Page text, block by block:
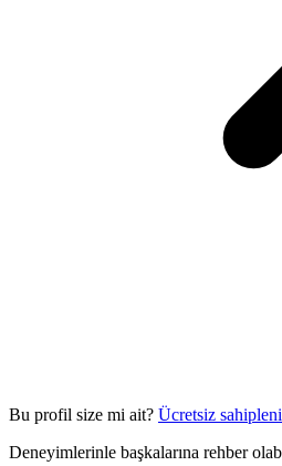
Bu profil size mi ait? Ücretsiz
Deneyimlerinle başkalarına rehber